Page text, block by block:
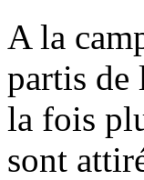
A la
partis de
la fois
sont